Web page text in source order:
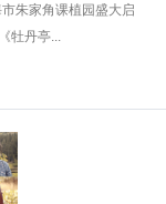
朱家角课植园盛大启
牡丹亭...